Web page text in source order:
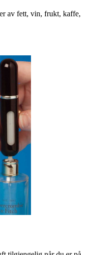
av fett, vin, frukt, kaffe,